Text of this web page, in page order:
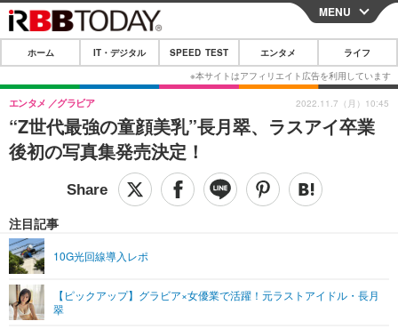
CLOSE
ホーム
IT・デジタル
IT・デジタルTOP スマートフォン
ショッピング その他
SPEED TEST
エンタメTOP 映画・ドラマ
ライフTOP
リリース一覧
プッシュ通知の停止方法
MENU
ホーム IT・デジタル SPEED TEST エンタメ ライフ
“Z世代最強の童顔美乳”長月翠、ラスアイ卒業
後初の写真集発売決定！
エンタメ グラビア
注目記事
10G光回線導入レポ
【ピックアップ】グラビア×女優業で活躍！元ラストアイドル・長月
翠
2022.11.7（月）10:45